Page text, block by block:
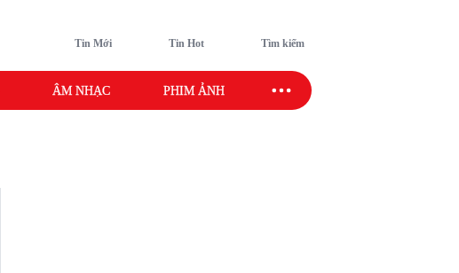
Tin Mới Tin Hot Tìm kiếm
ÂM NHẠC PHIM ẢNH SAO SPORT